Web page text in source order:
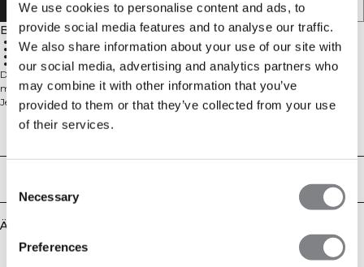
We use cookies to personalise content and ads, to
provide social media features and to analyse our traffic.
We also share information about your use of our site with
our social media, advertising and analytics partners who
may combine it with other information that you’ve
provided to them or that they’ve collected from your use
of their services.
Selection
Necessary
Preferences
Beschreibung
Baumwoll-Material
Oversized Passform
Everyday Collection
Das Everyday Oversized Cotton T-shirt Print kombiniert einen lässigen Stil
mit einer modernen Oversized-Passform. Es besteht aus einem weichen
Jersey aus 80 % Baumwolle und 20 % Rayon. Die lockere Silhouette und der
gerippte Halsausschnitt machen es perfekt fürs Fitnessstudio, die Arbeit oder
zum Entspannen zu Hause.
Technical Aspects
Ähnliche Produkte